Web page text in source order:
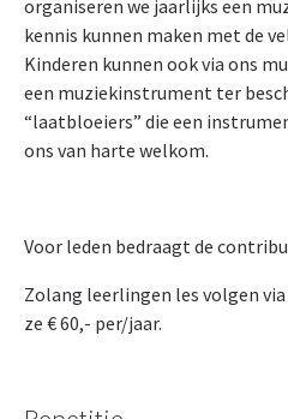
organiseren we jaarlijks een
kennis kunnen maken met de
Kinderen kunnen ook via ons
een muziekinstrument ter
“laatbloeiers” die een
ons van harte welkom.
Voor leden bedraagt de
Zolang leerlingen les volgen
ze € 60,- per/jaar.